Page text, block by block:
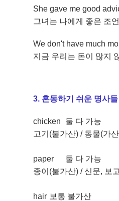
She gave me good
그녀는 나에게 좋은 조
We don't have much
지금 우리는 돈이 많지
3. 혼동하기 쉬운 명사들
chicken
둘 다 가능
고기(불가산) / 동물(가
paper
둘 다 가능
종이(불가산) / 신문, 보
hair 보통 불가산